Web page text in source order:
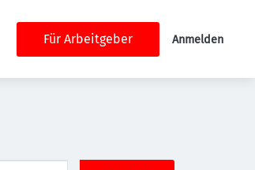
Für Arbeitgeber Anmelden